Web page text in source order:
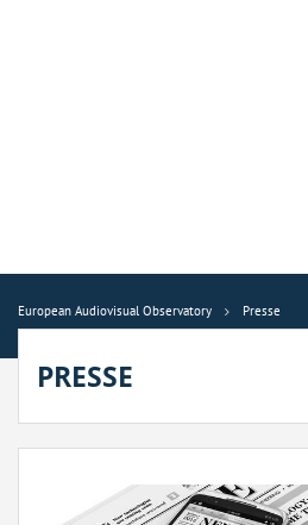
European Audiovisual Observatory Presse
PRESSE